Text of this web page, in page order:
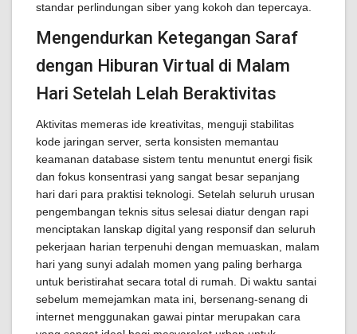
standar perlindungan siber yang kokoh dan tepercaya.
Mengendurkan Ketegangan Saraf
dengan Hiburan Virtual di Malam
Hari Setelah Lelah Beraktivitas
Aktivitas memeras ide kreativitas, menguji stabilitas
kode jaringan server, serta konsisten memantau
keamanan database sistem tentu menuntut energi fisik
dan fokus konsentrasi yang sangat besar sepanjang
hari dari para praktisi teknologi. Setelah seluruh urusan
pengembangan teknis situs selesai diatur dengan rapi
menciptakan lanskap digital yang responsif dan seluruh
pekerjaan harian terpenuhi dengan memuaskan, malam
hari yang sunyi adalah momen yang paling berharga
untuk beristirahat secara total di rumah. Di waktu santai
sebelum memejamkan mata ini, bersenang-senang di
internet menggunakan gawai pintar merupakan cara